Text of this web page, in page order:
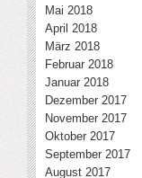
Mai 2018
April 2018
März 2018
Februar 2018
Januar 2018
Dezember 2017
November 2017
Oktober 2017
September 2017
August 2017